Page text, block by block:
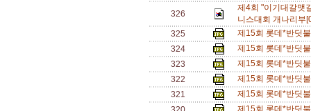
326
제4회 "이기대갈맷
니스대회 개나리
325
제15회 롯데*반딧
324
제15회 롯데*반딧
323
제15회 롯데*반딧
322
제15회 롯데*반딧
321
제15회 롯데*반딧
제15회 롯데*반딧